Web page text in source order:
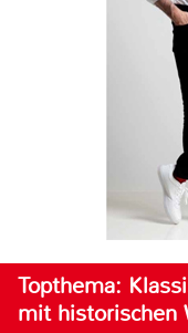
Topthema:
mit historischen